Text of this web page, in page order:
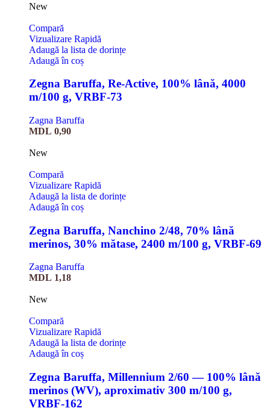
New
Compară
Vizualizare Rapidă
Adaugă la lista de dorințe
Adaugă în coș
Zegna Baruffa, Re-Active, 100% lână, 4000
m/100 g, VRBF-73
Zagna Baruffa
MDL 0,90
New
Compară
Vizualizare Rapidă
Adaugă la lista de dorințe
Adaugă în coș
Zegna Baruffa, Nanchino 2/48, 70% lână
merinos, 30% mătase, 2400 m/100 g, VRBF-69
Zagna Baruffa
MDL 1,18
New
Compară
Vizualizare Rapidă
Adaugă la lista de dorințe
Adaugă în coș
Zegna Baruffa, Millennium 2/60 — 100% lână
merinos (WV), aproximativ 300 m/100 g,
VRBF-162